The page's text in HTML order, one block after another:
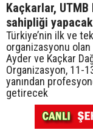
Kaçkarlar,
sahipliği yapacak
Türkiye’nin ilk ve
organizasyonu olan
Ayder ve Kaçkar
Organizasyon, 11-
yanından
getirecek